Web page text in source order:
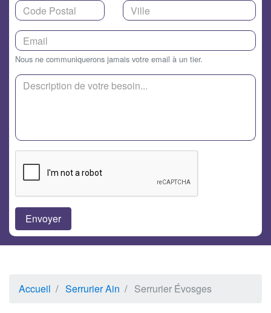
Nous ne communiquerons jamais votre email à un tier.
Accueil Serrurier Ain Serrurier Évosges